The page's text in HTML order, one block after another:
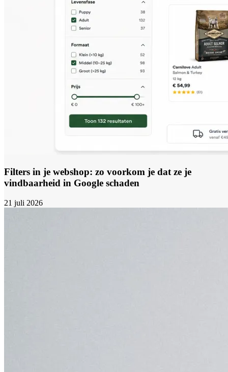
Filters in je webshop: zo voorkom je dat ze je
vindbaarheid in Google schaden
21 juli 2026